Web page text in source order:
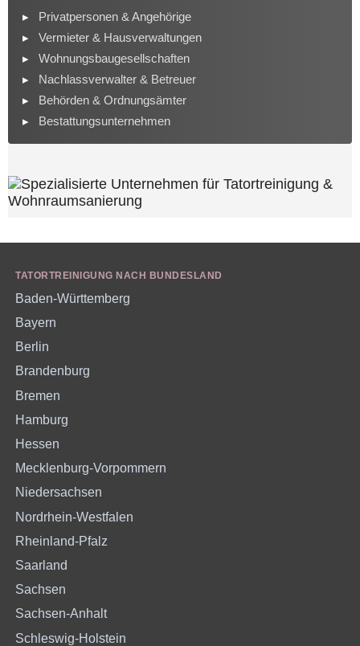
Privatpersonen & Angehörige
Vermieter & Hausverwaltungen
Wohnungsbaugesellschaften
Nachlassverwalter & Betreuer
Behörden & Ordnungsämter
Bestattungsunternehmen
TATORTREINIGUNG NACH BUNDESLAND
Baden-Württemberg
Bayern
Berlin
Brandenburg
Bremen
Hamburg
Hessen
Mecklenburg-Vorpommern
Niedersachsen
Nordrhein-Westfalen
Rheinland-Pfalz
Saarland
Sachsen
Sachsen-Anhalt
Schleswig-Holstein